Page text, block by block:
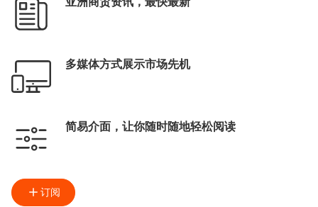
多媒体方式展示市场先机
简易介面，让你随时随地轻松阅读
订阅